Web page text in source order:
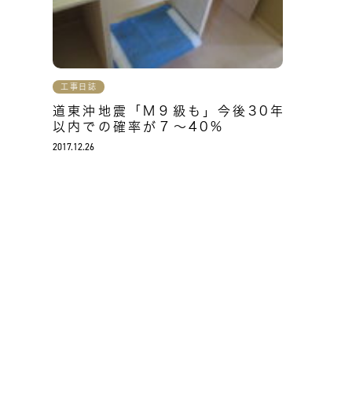
工事日誌
道東沖地震「M９級も」今後30年
以内での確率が７～40%
2017.12.26